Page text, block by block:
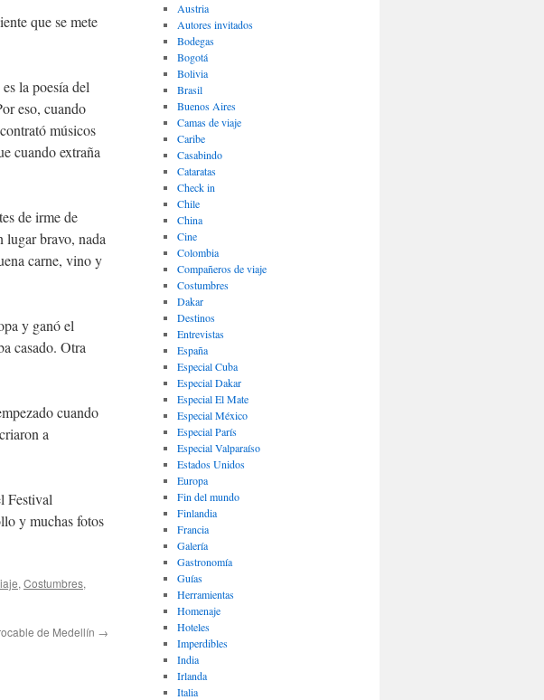
que se mete
la poesía del
eso, cuando
músicos
cuando extraña
de irme de
bravo, nada
carne, vino y
y ganó el
casado. Otra
cuando
a
Festival
y muchas fotos
, Costumbres,
de Medellín →
Austria
Autores invitados
Bodegas
Bogotá
Bolivia
Brasil
Buenos Aires
Camas de viaje
Caribe
Casabindo
Cataratas
Check in
Chile
China
Cine
Colombia
Compañeros de viaje
Costumbres
Dakar
Destinos
Entrevistas
España
Especial Cuba
Especial Dakar
Especial El Mate
Especial México
Especial París
Especial Valparaíso
Estados Unidos
Europa
Fin del mundo
Finlandia
Francia
Galería
Gastronomí­a
Guías
Herramientas
Homenaje
Hoteles
Imperdibles
India
Irlanda
Italia